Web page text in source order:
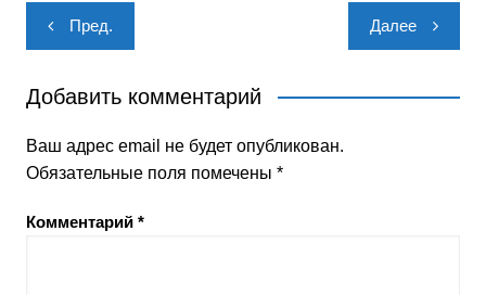
Навигация
по
записям
Пред. Далее
Добавить комментарий
Ваш адрес email не будет опубликован.
Обязательные поля помечены *
Комментарий *